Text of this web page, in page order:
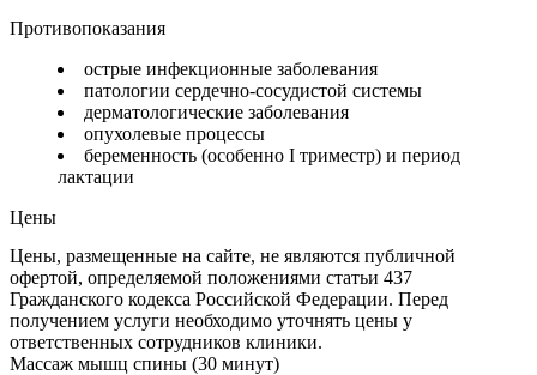
Противопоказания
острые инфекционные заболевания
патологии сердечно-сосудистой системы
дерматологические заболевания
опухолевые процессы
беременность (особенно I триместр) и период
лактации
Цены
Цены, размещенные на сайте, не являются публичной
офертой, определяемой положениями статьи 437
Гражданского кодекса Российской Федерации. Перед
получением услуги необходимо уточнять цены у
ответственных сотрудников клиники.
Массаж мышц спины (30 минут)